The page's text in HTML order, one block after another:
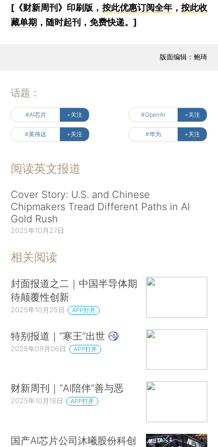
[《财新周刊》印刷版， 按此优惠订阅全年， 按此收
藏单期 ，随时起刊，免费快递。]
版面编辑：鲍琦
话题：
#AI芯片 +关注 #OpenAI +关注
#英伟达 +关注 #华为 +关注
阅读英文报道
Cover Story: U.S. and Chinese
Chipmakers Tread Different Paths in AI
Gold Rush
2025年10月27日
相关阅读
封面报道之二｜中国半导体期
待颠覆性创新
2025年10月25日 APP打开
特别报道｜“寒王”出世
2025年09月06日 APP打开
财新周刊｜“AI陪伴”善与恶
2025年10月18日 APP打开
国产AI芯片公司沐曦股份科创